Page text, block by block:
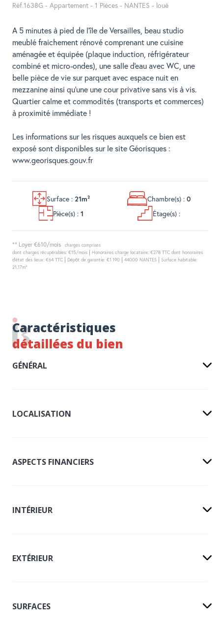
Réf.1638G - Appartement - 1 Pièces - NANTES - loué
A 5 minutes à pied de l'île de Versailles, beau studio
meublé fraichement rénové comprenant une cuisine
aménagée et équipée (plaque induction, réfrigérateur
combiné et micro-ondes), une salle d'eau avec WC, une
belle pièce de vie sur parquet avec espace nuit en
mezzanine ainsi qu'une une cour privative sans vis à vis.
Quartier calme et commodités (transports et commerces)
à proximité immédiate !
Les informations sur les risques auxquels ce bien est
exposé sont disponibles sur le site Géorisques :
www.georisques.gouv.fr
Surface :21m² Chambre(s) : 0
Pièce(s) :1 Étage(s) :
** Loyer €610/mois charges comprises
dont charges récupérables: €15/mois | Honoraires charge locataire: €278 TTC dont honoraires
d'état des lieux: €64 TTC | Dépôt de garantie: €1 190 | 44000 NANTES | Surface habitable:
21.17m²
Caractéristiques
détaillées du bien
GÉNÉRAL
LOCALISATION
ASPECTS FINANCIERS
INTÉRIEUR
EXTÉRIEUR
SURFACES